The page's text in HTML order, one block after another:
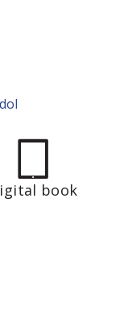
book
price
discount